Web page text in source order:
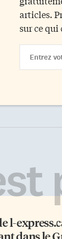
articles.
sur ce qui
Address
l-
dans le